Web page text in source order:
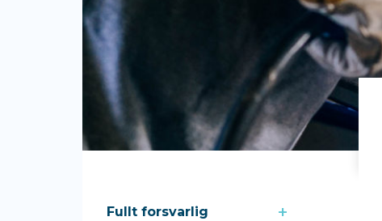
Fullt forsvarlig